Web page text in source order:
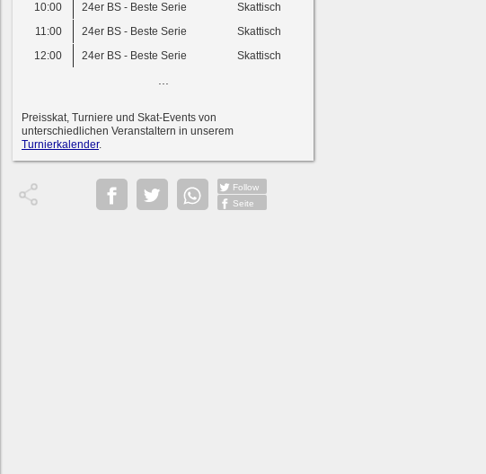
10:00
24er BS - Beste Serie
Skattisch
11:00
24er BS - Beste Serie
Skattisch
12:00
24er BS - Beste Serie Skattisch
Preisskat, Turniere und Skat-Events von
unterschiedlichen Veranstaltern in unserem
Turnierkalender.
Follow
Seite